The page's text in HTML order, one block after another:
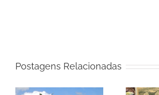
Postagens Relacionadas